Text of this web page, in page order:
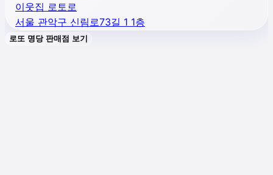
이웃집 로토로
서울 관악구 신림로73길 1 1층
로또 명당 판매점 보기